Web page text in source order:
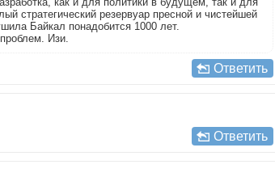
стратегический резервуар пресной и чистейшей
Байкал понадобится 1000 лет.
Изи.
Ответить
Ответить